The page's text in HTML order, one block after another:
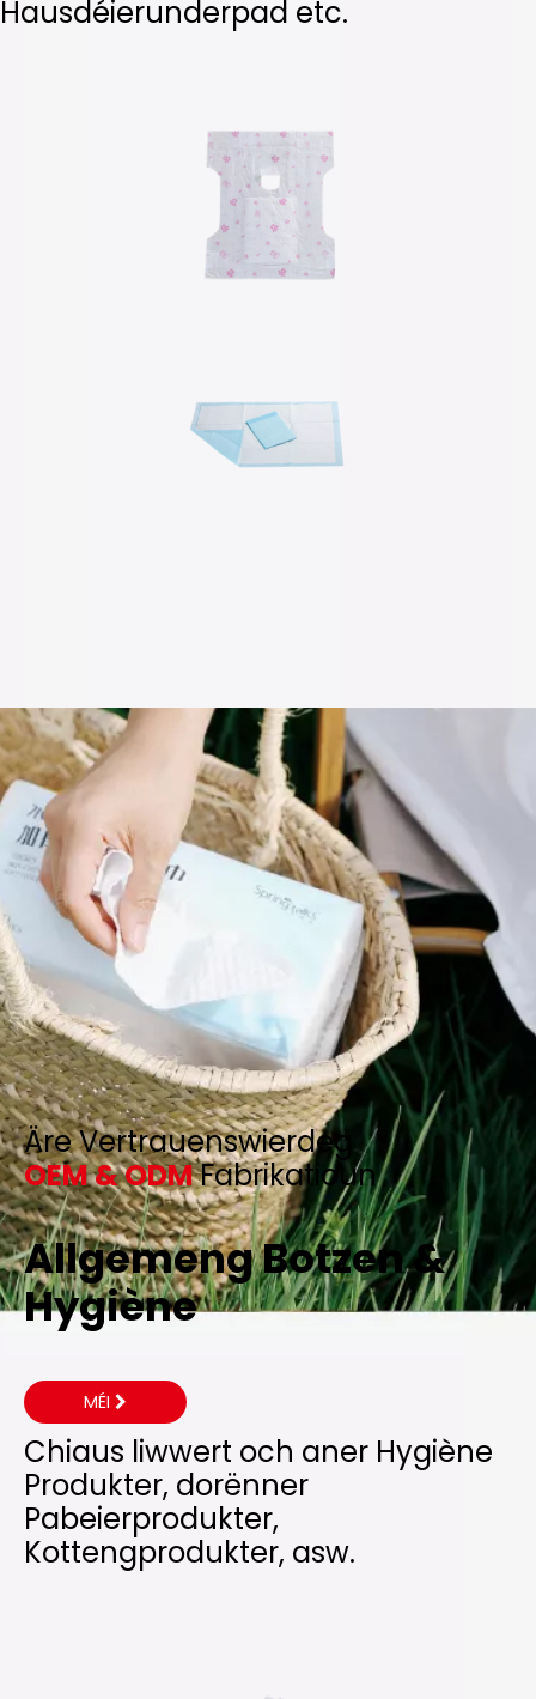
Hausdéierunderpad etc.
Äre Vertrauenswierdeg
OEM & ODMFabrikatioun
Allgemeng Botzen &
Hygiène
MÉI
Chiaus liwwert och aner Hygiène
Produkter, dorënner
Pabeierprodukter,
Kottengprodukter, asw.